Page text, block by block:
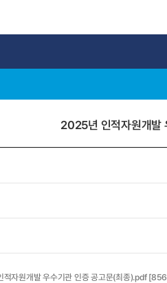
2025년 인적자원개발
자원개발 우수기관 인증 공고문(최종).pdf